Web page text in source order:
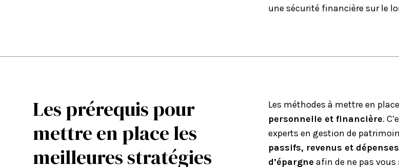
une sécurité financière sur le
Les prérequis pour
mettre en place les
meilleures stratégies
Les méthodes à mettre en
personnelle et financière.
experts en gestion de
passifs, revenus et dépenses
d’épargne afin de ne pas